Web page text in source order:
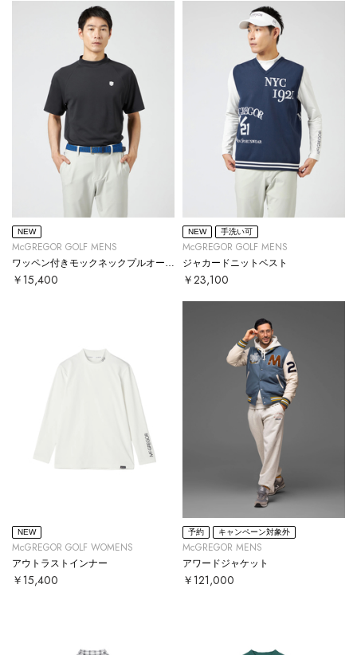
NEW
McGREGOR GOLF MENS
￥15,400
NEW 手洗い可
McGREGOR GOLF MENS
ジャカードニットベスト
￥23,100
NEW
McGREGOR GOLF WOMENS
アウトラストインナー
￥15,400
予約 キャンペーン対象外
McGREGOR MENS
アワードジャケット
￥121,000